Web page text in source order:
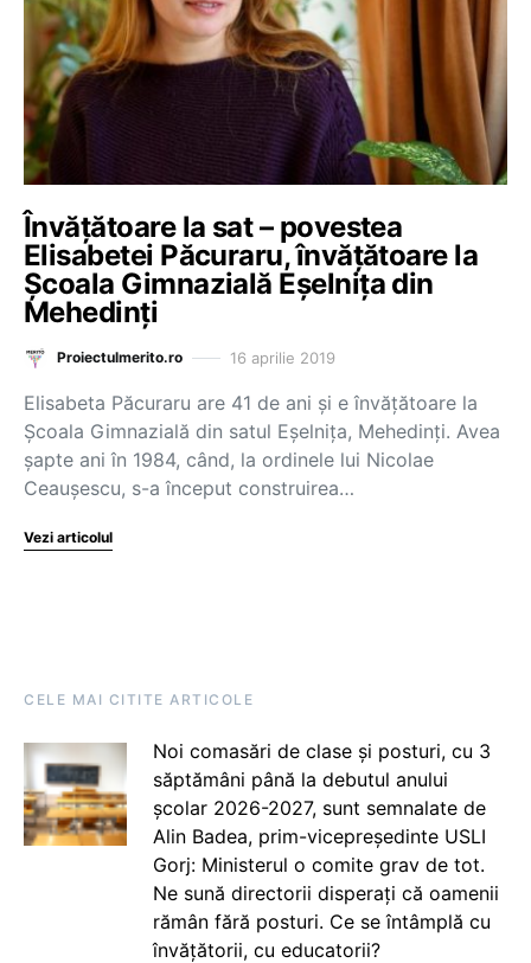
Învățătoare la sat – povestea
Elisabetei Păcuraru, învățătoare la
Școala Gimnazială Eșelnița din
Mehedinți
Proiectulmerito.ro 16 aprilie 2019
Elisabeta Păcuraru are 41 de ani și e învățătoare la
Școala Gimnazială din satul Eșelnița, Mehedinți. Avea
șapte ani în 1984, când, la ordinele lui Nicolae
Ceaușescu, s-a început construirea…
Vezi articolul
CELE MAI CITITE ARTICOLE
Noi comasări de clase și posturi, cu 3
săptămâni până la debutul anului
școlar 2026-2027, sunt semnalate de
Alin Badea, prim-vicepreședinte USLI
Gorj: Ministerul o comite grav de tot.
Ne sună directorii disperați că oamenii
rămân fără posturi. Ce se întâmplă cu
învățătorii, cu educatorii?